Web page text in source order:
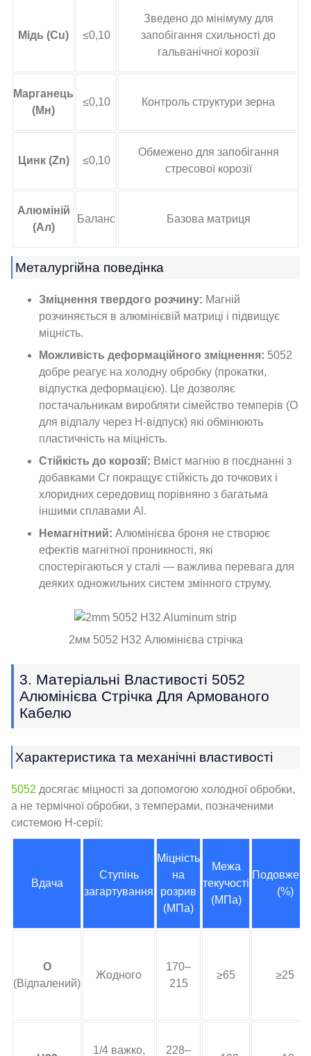
Мідь (Cu) ≤0,10
Зведено до мінімуму для
запобігання схильності до
гальванічної корозії
Марганець
(Мн)
≤0,10 Контроль структури зерна
Цинк (Zn) ≤0,10
Обмежено для запобігання
стресової корозії
Алюміній
(Ал)
Баланс Базова матриця
Металургійна поведінка
Зміцнення твердого розчину: Магній
розчиняється в алюмінієвій матриці і підвищує
міцність.
Можливість деформаційного зміцнення: 5052
добре реагує на холодну обробку (прокатки,
відпустка деформацією). Це дозволяє
постачальникам виробляти сімейство темперів (O
для відпалу через Н-відпуск) які обмінюють
пластичність на міцність.
Стійкість до корозії: Вміст магнію в поєднанні з
добавками Cr покращує стійкість до точкових і
хлоридних середовищ порівняно з багатьма
іншими сплавами Al.
Немагнітний: Алюмінієва броня не створює
ефектів магнітної проникності, які
спостерігаються у сталі — важлива перевага для
деяких одножильних систем змінного струму.
2мм 5052 H32 Алюмінієва стрічка
3. Матеріальні Властивості 5052
Алюмінієва Стрічка Для Армованого
Кабелю
Характеристика та механічні властивості
5052 досягає міцності за допомогою холодної обробки,
а не термічної обробки, з темперами, позначеними
системою H-серії:
Вдача
Ступінь
загартування
Міцність
на
розрив
(МПа)
Межа
текучості
(МПа)
(%)
О
(Відпалений)
Жодного
170–
215
≥65 ≥25
1/4 важко, 228–